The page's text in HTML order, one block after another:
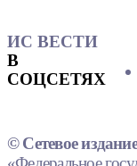
ИС ВЕСТИ
В
СОЦСЕТЯХ
© Сетевое